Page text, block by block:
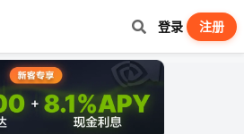
登录 注册